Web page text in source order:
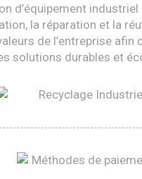
d’équipement industriel
la réparation et la
de l’entreprise afin
solutions durables et